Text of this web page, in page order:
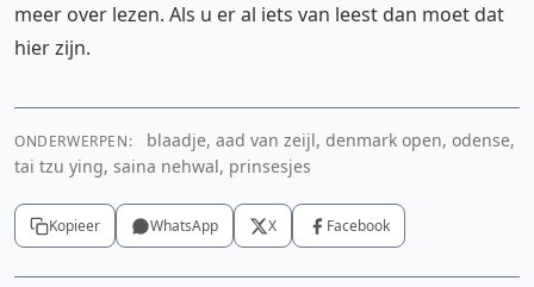
meer over lezen. Als u er al iets van leest dan moet dat
hier zijn.
ONDERWERPEN:
blaadje, aad van zeijl, denmark open, odense,
tai tzu ying, saina nehwal, prinsesjes
Kopieer WhatsApp X Facebook